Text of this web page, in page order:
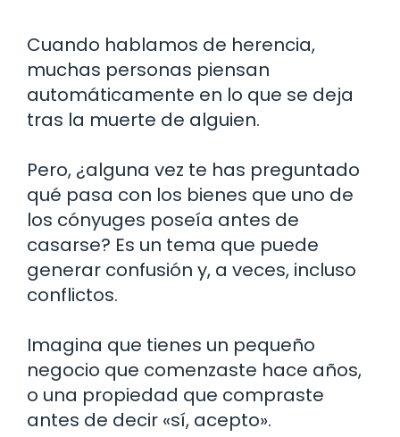
Cuando hablamos de herencia,
muchas personas piensan
automáticamente en lo que se deja
tras la muerte de alguien.
Pero, ¿alguna vez te has preguntado
qué pasa con los bienes que uno de
los cónyuges poseía antes de
casarse? Es un tema que puede
generar confusión y, a veces, incluso
conflictos.
Imagina que tienes un pequeño
negocio que comenzaste hace años,
o una propiedad que compraste
antes de decir «sí, acepto».